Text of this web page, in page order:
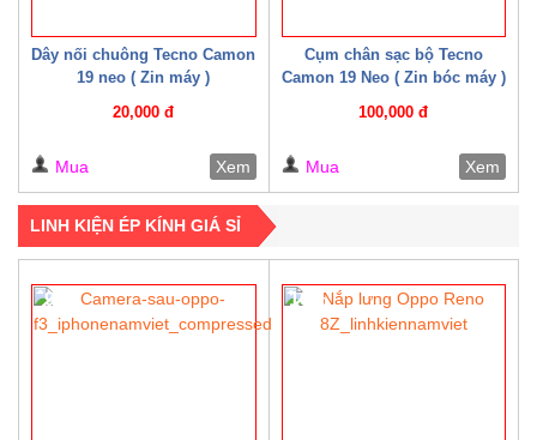
Dây nối chuông Tecno Camon
19 neo ( Zin máy )
20,000 đ
Mua Xem
Cụm chân sạc bộ Tecno
Camon 19 Neo ( Zin bóc máy )
100,000 đ
Mua Xem
LINH KIỆN ÉP KÍNH GIÁ SỈ
9% 10%